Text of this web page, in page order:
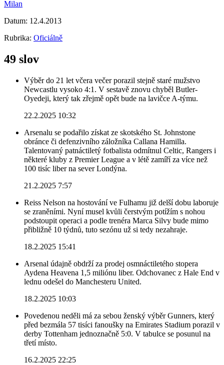
Milan
Datum: 12.4.2013
Rubrika: Oficiálně
49 slov
Výběr do 21 let včera večer porazil stejně staré mužstvo
Newcastlu vysoko 4:1. V sestavě znovu chyběl Butler-
Oyedeji, který tak zřejmě opět bude na lavičce A-týmu.
22.2.2025 10:32
Arsenalu se podařilo získat ze skotského St. Johnstone
obránce či defenzivního záložníka Callana Hamilla.
Talentovaný patnáctiletý fotbalista odmítnul Celtic, Rangers i
některé kluby z Premier League a v létě zamíří za více než
100 tisíc liber na sever Londýna.
21.2.2025 7:57
Reiss Nelson na hostování ve Fulhamu již delší dobu laboruje
se zraněními. Nyní musel kvůli čerstvým potížím s nohou
podstoupit operaci a podle trenéra Marca Silvy bude mimo
přibližně 10 týdnů, tuto sezónu už si tedy nezahraje.
18.2.2025 15:41
Arsenal údajně obdrží za prodej osmnáctiletého stopera
Aydena Heavena 1,5 miliónu liber. Odchovanec z Hale End v
lednu odešel do Manchesteru United.
18.2.2025 10:03
Povedenou neděli má za sebou ženský výběr Gunners, který
před bezmála 57 tisíci fanoušky na Emirates Stadium porazil v
derby Tottenham jednoznačně 5:0. V tabulce se posunul na
třetí místo.
16.2.2025 22:25